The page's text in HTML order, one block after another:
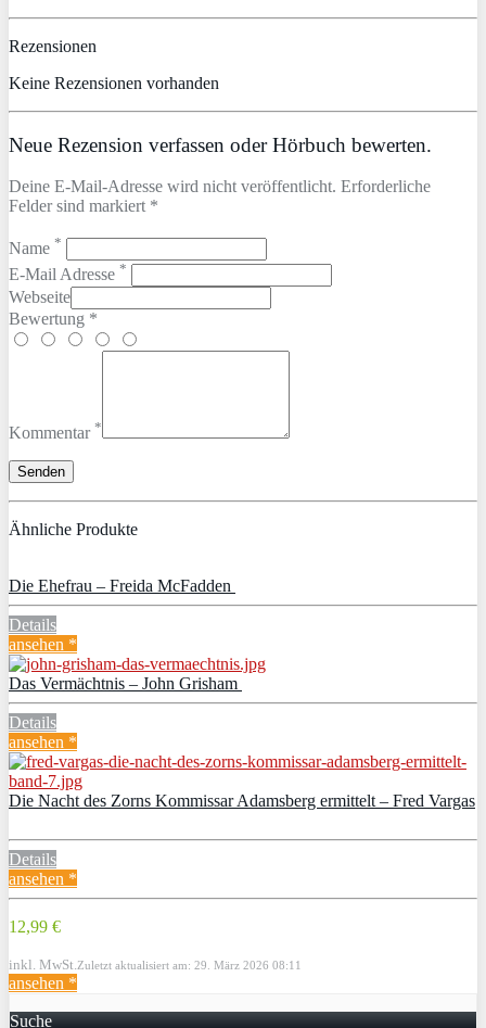
Rezensionen
Keine Rezensionen vorhanden
Neue Rezension verfassen oder Hörbuch bewerten.
Deine E-Mail-Adresse wird nicht veröffentlicht. Erforderliche
Felder sind markiert *
Name *
E-Mail Adresse *
Webseite
Bewertung *
Kommentar *
Ähnliche Produkte
Die Ehefrau – Freida McFadden
Details
ansehen *
Das Vermächtnis – John Grisham
Details
ansehen *
Die Nacht des Zorns Kommissar Adamsberg ermittelt – Fred Vargas
Details
ansehen *
12,99 €
inkl. MwSt. Zuletzt aktualisiert am: 29. März 2026 08:11
ansehen *
Suche